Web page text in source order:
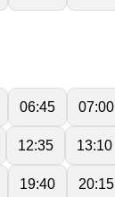
06:45 07:00
12:35 13:10
19:40 20:15